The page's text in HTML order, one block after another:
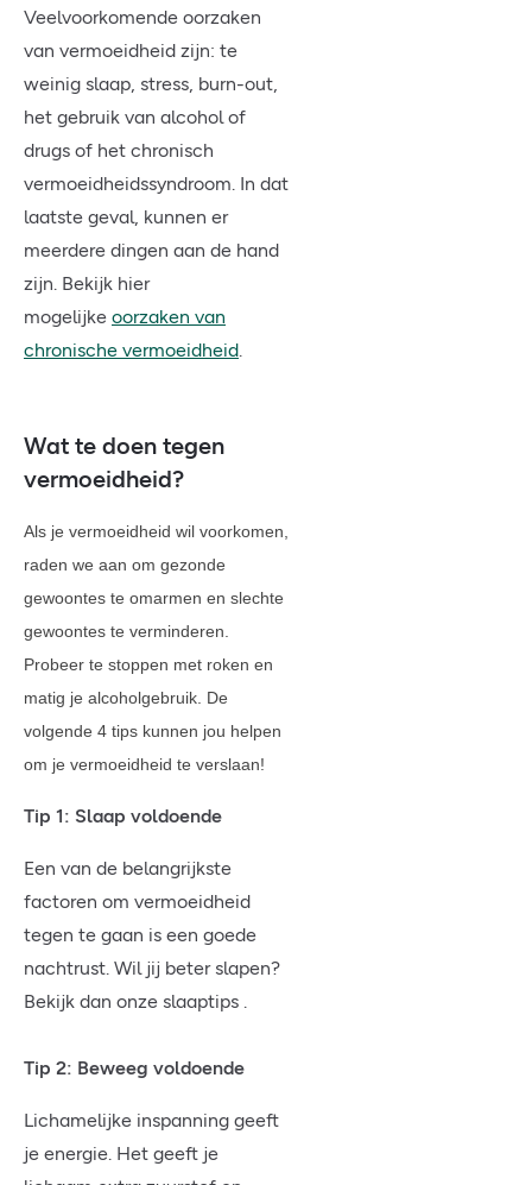
Veelvoorkomende oorzaken
van vermoeidheid zijn: te
weinig slaap, stress, burn-out,
het gebruik van alcohol of
drugs of het chronisch
vermoeidheidssyndroom. In dat
laatste geval, kunnen er
meerdere dingen aan de hand
zijn. Bekijk hier
mogelijke oorzaken van
chronische vermoeidheid.
Wat te doen tegen
vermoeidheid?
Als je vermoeidheid wil voorkomen,
raden we aan om gezonde
gewoontes te omarmen en slechte
gewoontes te verminderen.
Probeer te stoppen met roken en
matig je alcoholgebruik. De
volgende 4 tips kunnen jou helpen
om je vermoeidheid te verslaan!
Tip 1: Slaap voldoende
Een van de belangrijkste
factoren om vermoeidheid
tegen te gaan is een goede
nachtrust. Wil jij beter slapen?
Bekijk dan onze slaaptips .
Tip 2: Beweeg voldoende
Lichamelijke inspanning geeft
je energie. Het geeft je